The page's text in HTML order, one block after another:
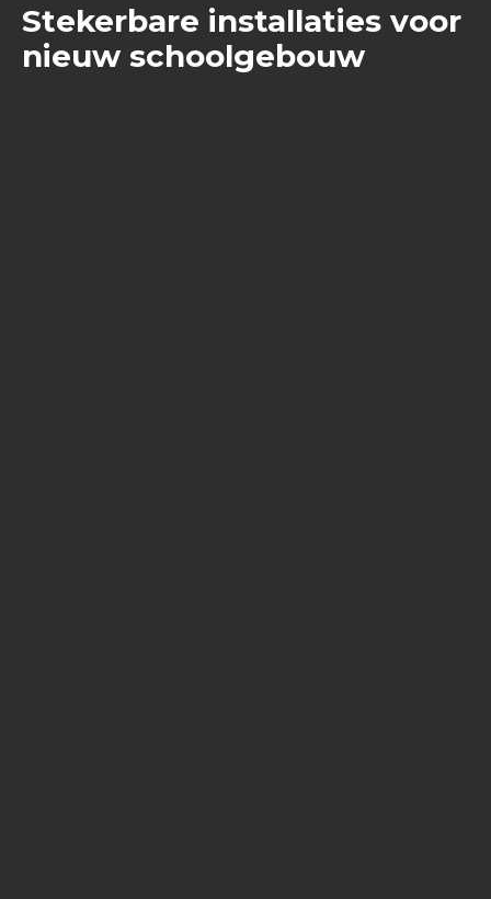
Stekerbare installaties voor
nieuw schoolgebouw